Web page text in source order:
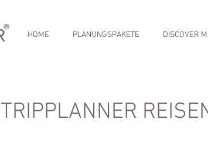
HOME PLANUNGSPAKETE DISCOVER
TRIPPLANNER